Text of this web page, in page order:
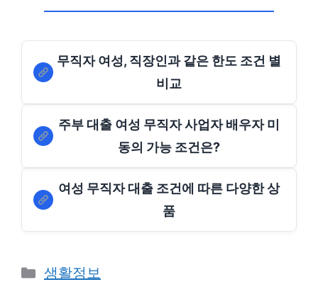
무직자 여성, 직장인과 같은 한도 조건 별
비교
주부 대출 여성 무직자 사업자 배우자 미
동의 가능 조건은?
여성 무직자 대출 조건에 따른 다양한 상
품
Categories
생활정보